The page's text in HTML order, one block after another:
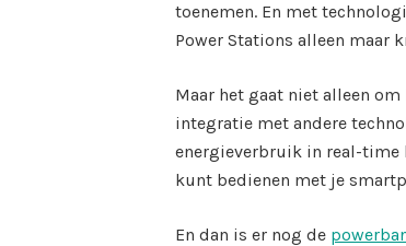
toenemen. En met
Power Stations alleen maar
Maar het gaat niet alleen
integratie met andere
energieverbruik in real-time
kunt bedienen met je
En dan is er nog de